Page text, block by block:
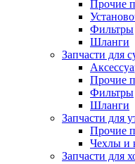
Прочие
Фильтры
Шланги
Запчасти для
Прочие
Фильтры
Шланги
Запчасти для
Прочие
Чехлы и
Запчасти для